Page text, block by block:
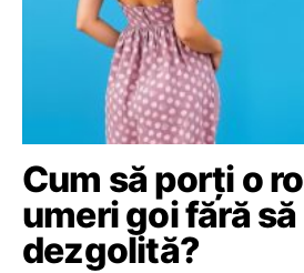
Cum să porți o
umeri goi fără
dezgolită?